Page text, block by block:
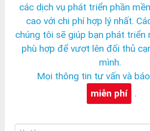
các dịch vụ phát triển phần
cao với chi phí hợp lý nhất.
chúng tôi sẽ giúp bạn phát triển
phù hợp để vượt lên đối thủ
mình.
Mọi thông tin tư vấn và
miễn phí
.